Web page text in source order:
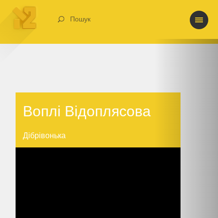
Пошук
Воплі Відоплясова
Дібрівонька